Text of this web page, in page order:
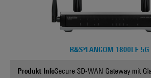
R&S®LANCOM 1800EF-5G
Produkt InfoSecure SD-WAN Gateway mit